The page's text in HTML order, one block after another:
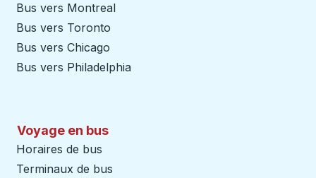
Bus vers Montreal
Bus vers Toronto
Bus vers Chicago
Bus vers Philadelphia
Voyage en bus
Horaires de bus
Terminaux de bus